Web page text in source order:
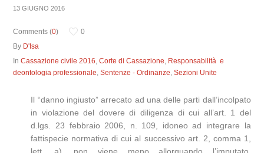
13 GIUGNO 2016
Comments (0)
0
By D'Isa
InCassazione civile 2016,Corte di Cassazione, Responsabilità e
deontologia professionale,Sentenze - Ordinanze,Sezioni Unite
Il “danno ingiusto” arrecato ad una delle parti dall’incolpato
in violazione del dovere di diligenza di cui all’art. 1 del
d.lgs. 23 febbraio 2006, n. 109, idoneo ad integrare la
fattispecie normativa di cui al successivo art. 2, comma 1,